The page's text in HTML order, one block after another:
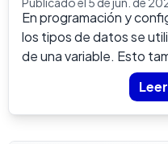
En programación y
los tipos de datos se
de una variable. Esto